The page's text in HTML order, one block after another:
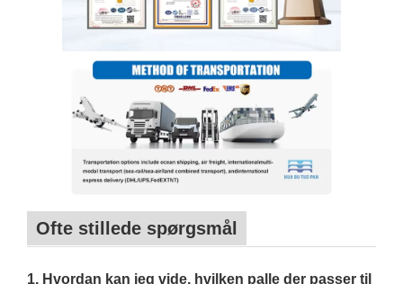
Ofte stillede spørgsmål
1. Hvordan kan jeg vide, hvilken palle der passer til